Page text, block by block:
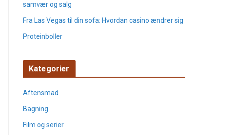
samvær og salg
Fra Las Vegas til din sofa: Hvordan casino ændrer sig
Proteinboller
Kategorier
Aftensmad
Bagning
Film og serier